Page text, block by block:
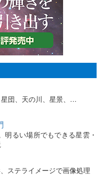
団、天の川、星景、…
明るい場所でもできる星雲・
ステライメージで画像処理